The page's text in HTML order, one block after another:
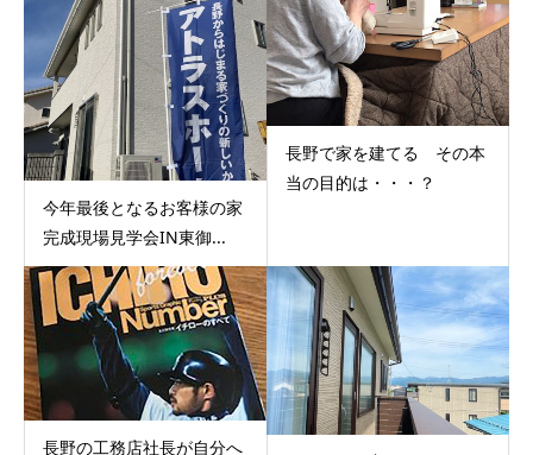
今年最後となるお客様の家
完成現場見学会IN東御...
長野で家を建てる その本
当の目的は・・・？
長野の工務店社長が自分へ